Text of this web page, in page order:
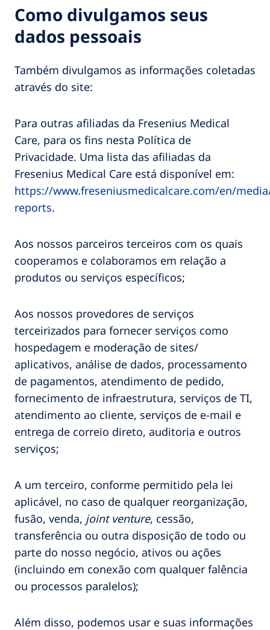
Como divulgamos seus
dados pessoais
Também divulgamos as informações coletadas
através do site:
Para outras afiliadas da Fresenius Medical
Care, para os fins nesta Política de
Privacidade. Uma lista das afiliadas da
Fresenius Medical Care está disponível em:
https://www.freseniusmedicalcare.com/en/
reports.
Aos nossos parceiros terceiros com os quais
cooperamos e colaboramos em relação a
produtos ou serviços específicos;
Aos nossos provedores de serviços
terceirizados para fornecer serviços como
hospedagem e moderação de sites/
aplicativos, análise de dados, processamento
de pagamentos, atendimento de pedido,
fornecimento de infraestrutura, serviços de TI,
atendimento ao cliente, serviços de e-mail e
entrega de correio direto, auditoria e outros
serviços;
A um terceiro, conforme permitido pela lei
aplicável, no caso de qualquer reorganização,
fusão, venda, joint venture, cessão,
transferência ou outra disposição de todo ou
parte do nosso negócio, ativos ou ações
(incluindo em conexão com qualquer falência
ou processos paralelos);
Além disso, podemos usar e suas informações